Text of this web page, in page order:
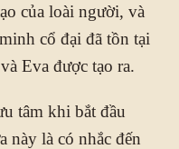
của loài người, và
cổ đại đã tồn tại
Eva được tạo ra.
tâm khi bắt đầu
này là có nhắc đến